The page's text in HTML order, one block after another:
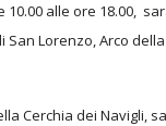
10.00 alle ore 18.00,
San Lorenzo, Arco
Cerchia dei Navigli,